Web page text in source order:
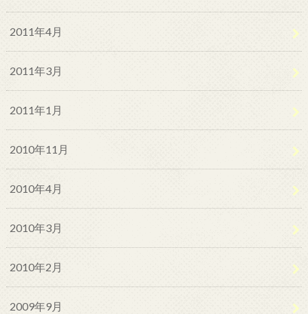
2011年4月
2011年3月
2011年1月
2010年11月
2010年4月
2010年3月
2010年2月
2009年9月